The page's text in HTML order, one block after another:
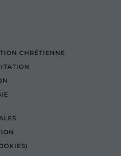
CHRÉTIENNE